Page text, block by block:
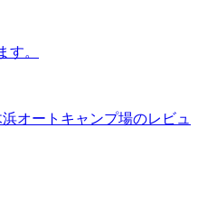
す。
オートキャンプ場のレビュ